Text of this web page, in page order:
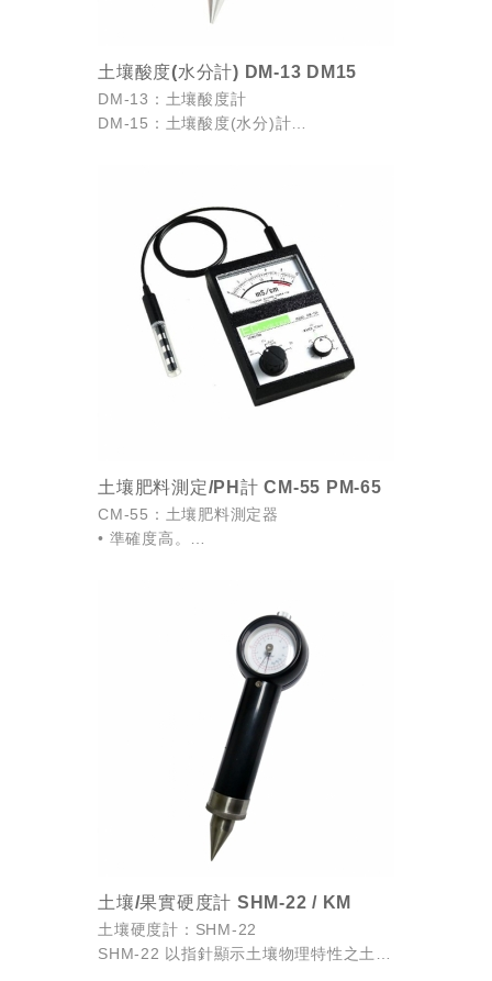
土壤酸度(水分計) DM-13 DM15
DM-13：土壤酸度計
DM-15：土壤酸度(水分)計
取PH及水分值。
• 小型，堅固，可重複移動...
土壤肥料測定/PH計 CM-55 PM-65
CM-55：土壤肥料測定器
• 準確度高。
• 高精度複合式玻璃電極PH計。
• AC、DC皆可使用。
土壤/果實硬度計 SHM-22 / KM
土壤硬度計：SHM-22
SHM-22 以指針顯示土壤物理特性之土壤